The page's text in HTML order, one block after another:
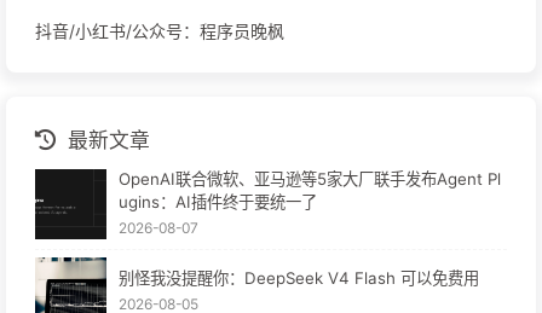
抖音/小红书/公众号：程序员晚枫
最新文章
OpenAI联合微软、亚马逊等5家大厂联手发布Agent Pl
ugins：AI插件终于要统一了
2026-08-07
别怪我没提醒你：DeepSeek V4 Flash 可以免费用
2026-08-05